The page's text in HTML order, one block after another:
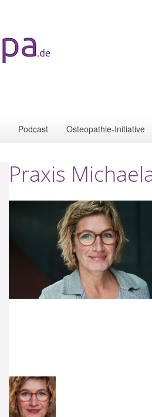
Podcast Osteopathie-Initiative
Praxis